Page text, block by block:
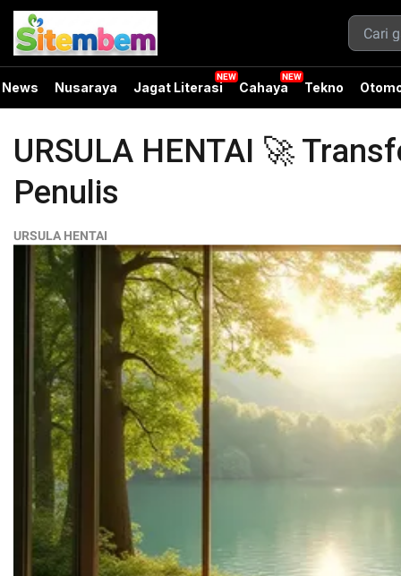
News Nusaraya Jagat Literasi Cahaya Tekno
URSULA HENTAI 🚀
Penulis
URSULA HENTAI